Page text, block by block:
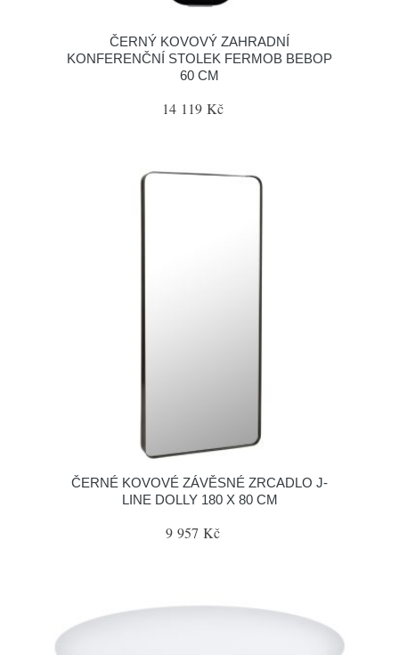
ČERNÝ KOVOVÝ ZAHRADNÍ
KONFERENČNÍ STOLEK FERMOB BEBOP
60 CM
14 119 Kč
ČERNÉ KOVOVÉ ZÁVĚSNÉ ZRCADLO J-
LINE DOLLY 180 X 80 CM
9 957 Kč